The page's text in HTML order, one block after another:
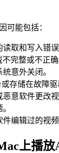
可能包括：
取和写入错误
完整或不正确
意外关闭。
存储在故障驱
意软件更改视
编辑过的视频
上播放